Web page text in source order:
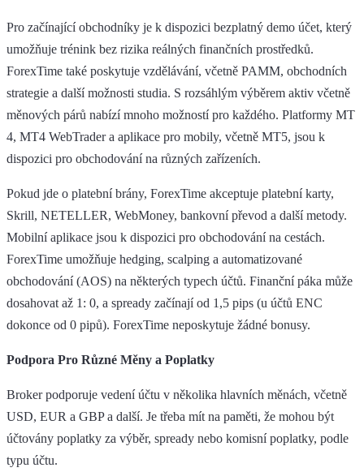
Pro začínající obchodníky je k dispozici bezplatný demo účet, který
umožňuje trénink bez rizika reálných finančních prostředků.
ForexTime také poskytuje vzdělávání, včetně PAMM, obchodních
strategie a další možnosti studia. S rozsáhlým výběrem aktiv včetně
měnových párů nabízí mnoho možností pro každého. Platformy MT
4, MT4 WebTrader a aplikace pro mobily, včetně MT5, jsou k
dispozici pro obchodování na různých zařízeních.
Pokud jde o platební brány, ForexTime akceptuje platební karty,
Skrill, NETELLER, WebMoney, bankovní převod a další metody.
Mobilní aplikace jsou k dispozici pro obchodování na cestách.
ForexTime umožňuje hedging, scalping a automatizované
obchodování (AOS) na některých typech účtů. Finanční páka může
dosahovat až 1: 0, a spready začínají od 1,5 pips (u účtů ENC
dokonce od 0 pipů). ForexTime neposkytuje žádné bonusy.
Podpora Pro Různé Měny a Poplatky
Broker podporuje vedení účtu v několika hlavních měnách, včetně
USD, EUR a GBP a další. Je třeba mít na paměti, že mohou být
účtovány poplatky za výběr, spready nebo komisní poplatky, podle
typu účtu.